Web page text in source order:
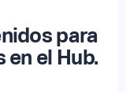
para
el Hub.